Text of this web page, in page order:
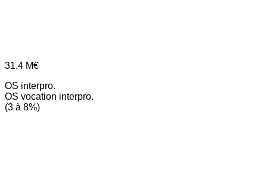
31.4 M€
OS interpro.
OS vocation interpro.
(3 à 8%)